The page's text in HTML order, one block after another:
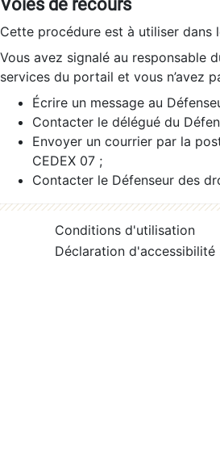
Voies de recours
Cette procédure est à utiliser dans
Vous avez signalé au responsable
services du portail et vous n’avez
Écrire un message au
Contacter le délégué du
Envoyer un courrier par la
CEDEX 07 ;
Contacter le Défenseur des
Conditions d'utilisation
Déclaration